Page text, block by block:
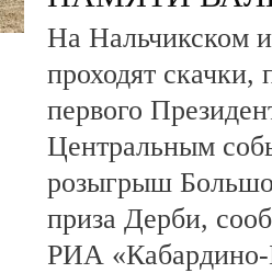
На Нальчикском
проходят
первого
Центральным
розыгрыш
приза Дерби,
РИА «Кабардино-